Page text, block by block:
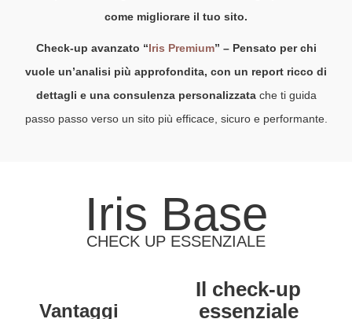
come migliorare il tuo sito.
Check-up avanzato “Iris Premium” – Pensato per chi
vuole un’analisi più approfondita, con un report ricco di
dettagli e una consulenza personalizzatache ti guida
passo passo verso un sito più efficace, sicuro e performante.
Iris Base
CHECK UP ESSENZIALE
Vantaggi
Il check-up
essenziale